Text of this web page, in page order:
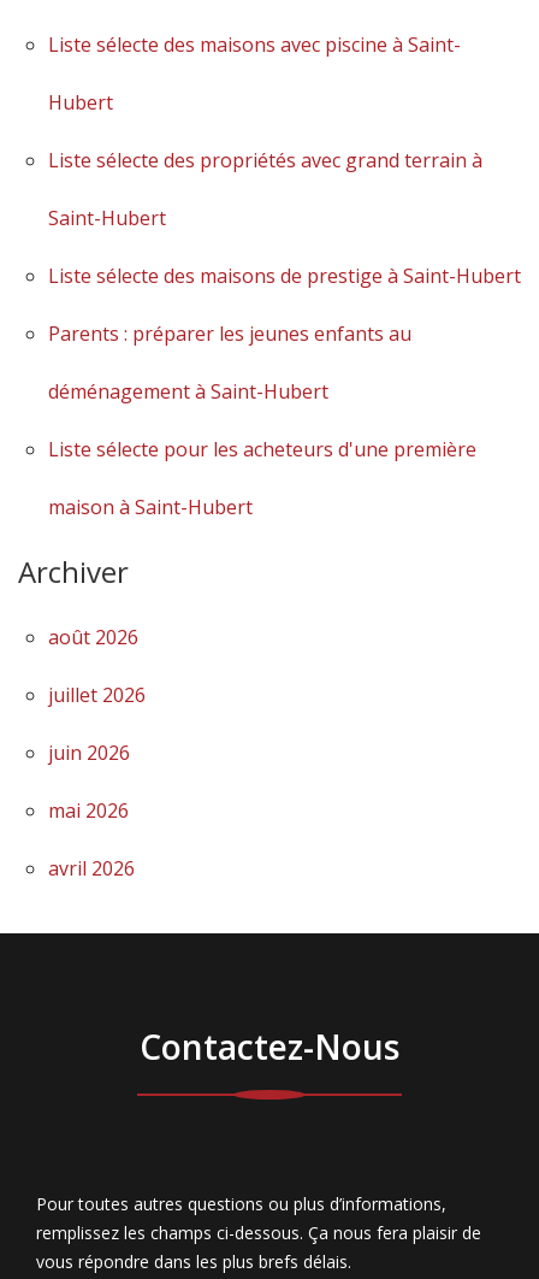
Liste sélecte des maisons avec piscine à Saint-
Hubert
Liste sélecte des propriétés avec grand terrain à
Saint-Hubert
Liste sélecte des maisons de prestige à Saint-Hubert
Parents : préparer les jeunes enfants au
déménagement à Saint-Hubert
Liste sélecte pour les acheteurs d'une première
maison à Saint-Hubert
Archiver
août 2026
juillet 2026
juin 2026
mai 2026
avril 2026
Contactez-Nous
Pour toutes autres questions ou plus d’informations,
remplissez les champs ci-dessous. Ça nous fera plaisir de
vous répondre dans les plus brefs délais.